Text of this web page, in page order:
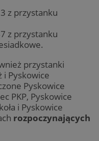
z przystanku
z przystanku
przystanki
i Pyskowice
Pyskowice
PKP, Pyskowice
i Pyskowice
rozpoczynających